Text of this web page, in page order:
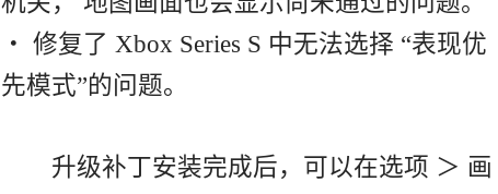
・ 修复了 Xbox Series S 中无法选择 “表现优
先模式”的问题。
升级补丁安装完成后，可以在选项 ＞ 画